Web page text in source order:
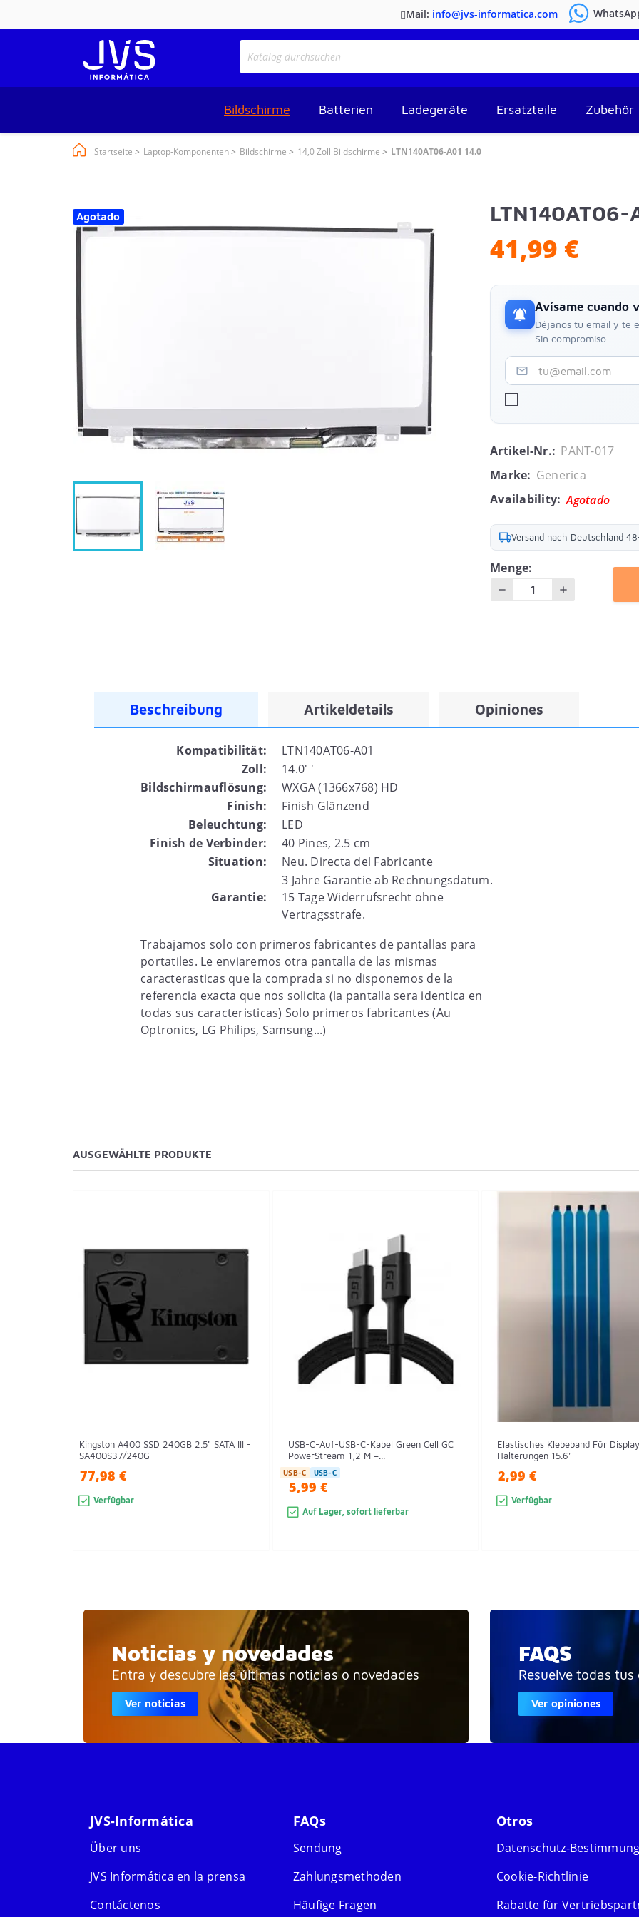
Mail: info@jvs-informatica.com
Bildschirme Batterien Ladegeräte Ersatzteile Zubehör
Startseite Laptop-Komponenten Bildschirme 14,0 Zoll Bildschirme LTN140AT06-A01 14.0
Agotado LTN140AT06-
41,99 €
Artikel-Nr.: PANT-017
Marke: Generica
Availability: Agotado
Versand nach Deutschland
Menge:
notifications_active Avísame cuando
Déjanos tu email y te
Sin compromiso.
mail_outline
Beschreibung Artikeldetails Opiniones
Kompatibilität:
LTN140AT06-A01
Zoll:
14.0' '
Bildschirmauflösung:
WXGA (1366x768) HD
Finish:
Finish Glänzend
Beleuchtung:
LED
Finish de Verbinder:
40 Pines, 2.5 cm
Situation:
Neu. Directa del Fabricante
Garantie:
3 Jahre Garantie ab Rechnungsdatum.
15 Tage Widerrufsrecht ohne
Vertragsstrafe.
Trabajamos solo con primeros fabricantes de pantallas para
portatiles. Le enviaremos otra pantalla de las mismas
caracterasticas que la comprada si no disponemos de la
referencia exacta que nos solicita (la pantalla sera identica en
todas sus caracteristicas) Solo primeros fabricantes (Au
Optronics, LG Philips, Samsung...)
AUSGEWÄHLTE PRODUKTE
Kingston A400 SSD 240GB 2.5" SATA III -
SA400S37/240G
77,98 €
Verfügbar
USB-C-Auf-USB-C-Kabel Green Cell GC
PowerStream 1,2 M –...
USB-C USB-C
5,99 €
Auf Lager, sofort lieferbar
Elastisches Klebeband Für
Halterungen 15.6"
2,99 €
Verfügbar
Noticias y novedades
Entra y descubre las últimas noticias o novedades
Ver noticias
FAQS
Resuelve todas tus
Ver opiniones
JVS-Informática
Über uns
JVS Informática en la prensa
Contáctenos
FAQs
Sendung
Zahlungsmethoden
Häufige Fragen
Otros
Datenschutz-
Cookie-Richtlinie
Rabatte für